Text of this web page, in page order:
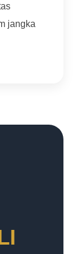
jangka